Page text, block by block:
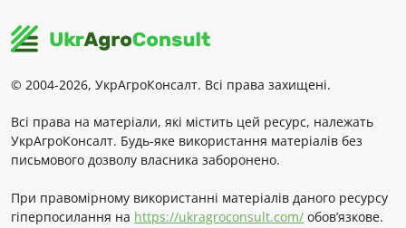
© 2004-2026, УкрАгроКонсалт. Всі права захищені.
Всі права на матеріали, які містить цей ресурс, належать
УкрАгроКонсалт. Будь-яке використання матеріалів без
письмового дозволу власника заборонено.
При правомірному використанні матеріалів даного ресурсу
гіперпосилання на https://ukragroconsult.com/ обов’язкове.